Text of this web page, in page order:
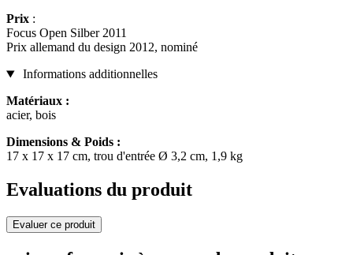
Prix :
Focus Open Silber 2011
Prix allemand du design 2012, nominé
Informations additionnelles
Matériaux :
acier, bois
Dimensions & Poids :
17 x 17 x 17 cm, trou d'entrée Ø 3,2 cm, 1,9 kg
Evaluations du produit
Evaluer ce produit